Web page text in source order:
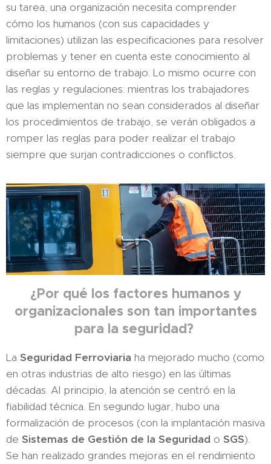
su tarea, una organización necesita comprender
cómo los humanos (con sus capacidades y
limitaciones) utilizan las especificaciones para resolver
problemas y tener en cuenta este conocimiento al
diseñar su entorno de trabajo. Lo mismo ocurre con
las reglas y regulaciones: mientras los trabajadores
que las implementan no sean considerados al diseñar
los procedimientos de trabajo, se verán obligados a
romper las reglas para poder realizar el trabajo
siempre que surjan contradicciones o conflictos.
¿Por qué los factores humanos y
organizacionales son tan importantes
para la seguridad?
La Seguridad Ferroviaria ha mejorado mucho (como
en otras industrias de alto riesgo) en las últimas
décadas. Al principio, la atención se centró en la
fiabilidad técnica. En segundo lugar, hubo una
formalización de procesos (con la implantación masiva
de Sistemas de Gestión de la Seguridad o SGS).
Se han realizado grandes mejoras en el rendimiento